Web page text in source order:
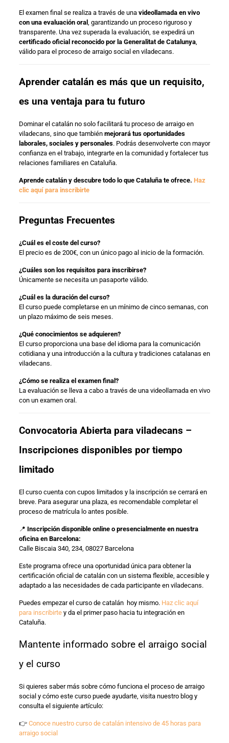
El examen final se realiza a través de una videollamada en vivo
con una evaluación oral, garantizando un proceso riguroso y
transparente. Una vez superada la evaluación, se expedirá un
certificado oficial reconocido por la Generalitat de Catalunya,
válido para el proceso de arraigo social en viladecans.
Aprender catalán es más que un requisito,
es una ventaja para tu futuro
Dominar el catalán no solo facilitará tu proceso de arraigo en
viladecans, sino que también mejorará tus oportunidades
laborales, sociales y personales. Podrás desenvolverte con mayor
confianza en el trabajo, integrarte en la comunidad y fortalecer tus
relaciones familiares en Cataluña.
Aprende catalán y descubre todo lo que Cataluña te ofrece. Haz
clic aquí para inscribirte
Preguntas Frecuentes
¿Cuál es el coste del curso?
El precio es de 200€, con un único pago al inicio de la formación.
¿Cuáles son los requisitos para inscribirse?
Únicamente se necesita un pasaporte válido.
¿Cuál es la duración del curso?
El curso puede completarse en un mínimo de cinco semanas, con
un plazo máximo de seis meses.
¿Qué conocimientos se adquieren?
El curso proporciona una base del idioma para la comunicación
cotidiana y una introducción a la cultura y tradiciones catalanas en
viladecans.
¿Cómo se realiza el examen final?
La evaluación se lleva a cabo a través de una videollamada en vivo
con un examen oral.
Convocatoria Abierta para viladecans –
Inscripciones disponibles por tiempo
limitado
El curso cuenta con cupos limitados y la inscripción se cerrará en
breve. Para asegurar una plaza, es recomendable completar el
proceso de matrícula lo antes posible.
📍 Inscripción disponible online o presencialmente en nuestra
oficina en Barcelona:
Calle Biscaia 340, 234, 08027 Barcelona
Este programa ofrece una oportunidad única para obtener la
certificación oficial de catalán con un sistema flexible, accesible y
adaptado a las necesidades de cada participante en viladecans.
Puedes empezar el curso de catalán hoy mismo. Haz clic aquí
para inscribirtey da el primer paso hacia tu integración en
Cataluña.
Mantente informado sobre el arraigo social
y el curso
Si quieres saber más sobre cómo funciona el proceso de arraigo
social y cómo este curso puede ayudarte, visita nuestro blog y
consulta el siguiente artículo:
👉 Conoce nuestro curso de catalán intensivo de 45 horas para
arraigo social